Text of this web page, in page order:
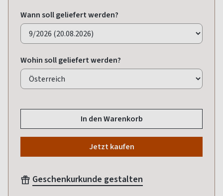
Wann soll geliefert werden?
Wohin soll geliefert werden?
In den Warenkorb
Jetzt kaufen
Geschenkurkunde gestalten